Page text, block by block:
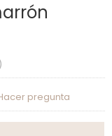
pregunta